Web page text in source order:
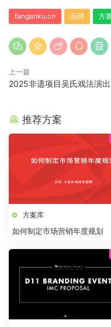
fanganku.cn 品牌 方
上一篇
2025非遗项目吴氏戏法演
推荐方案
方案库
如何制定市场营销年度规划